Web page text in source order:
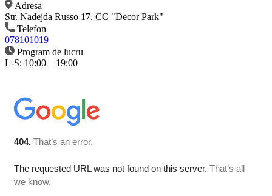
Adresa
Str. Nadejda Russo 17, CC "Decor Park"
Telefon
078101019
Program de lucru
L-S: 10:00 – 19:00